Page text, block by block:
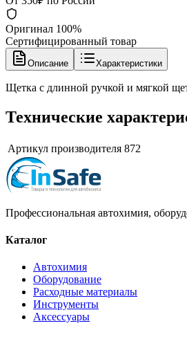
Оригинал 100%
Сертифицированный товар
Описание Характеристики
Щетка с длинной ручкой и мягкой
Технические
Артикул производителя 872
Профессиональная автохимия,
Каталог
Автохимия
Оборудование
Расходные материалы
Инструменты
Аксессуары